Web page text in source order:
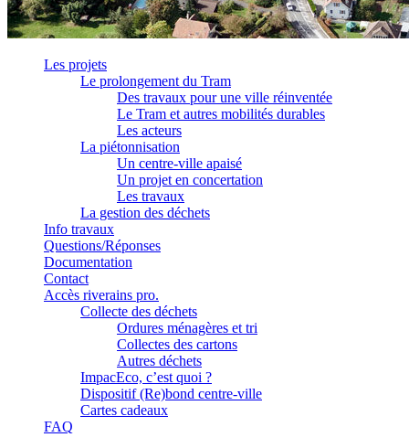
Les projets
Le prolongement du Tram
Des travaux pour une ville réinventée
Le Tram et autres mobilités durables
Les acteurs
La piétonnisation
Un centre-ville apaisé
Un projet en concertation
Les travaux
La gestion des déchets
Info travaux
Questions/Réponses
Documentation
Contact
Accès riverains pro.
Collecte des déchets
Ordures ménagères et tri
Collectes des cartons
Autres déchets
ImpacEco, c’est quoi ?
Dispositif (Re)bond centre-ville
Cartes cadeaux
FAQ